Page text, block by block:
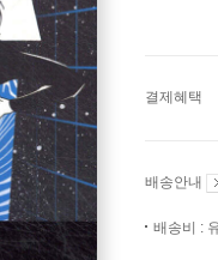
결제혜택
배송안내
배송비 :